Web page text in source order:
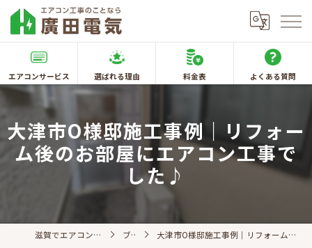
エアコンサービス 選ばれる理由 料金表 よくある質問
大津市O様邸施工事例｜リフォー
ム後のお部屋にエアコン工事で
した♪
滋賀でエアコン取付なら廣田電気 ブログ 大津市O様邸施工事例｜リフォーム後のお部屋にエアコン工事でした♪